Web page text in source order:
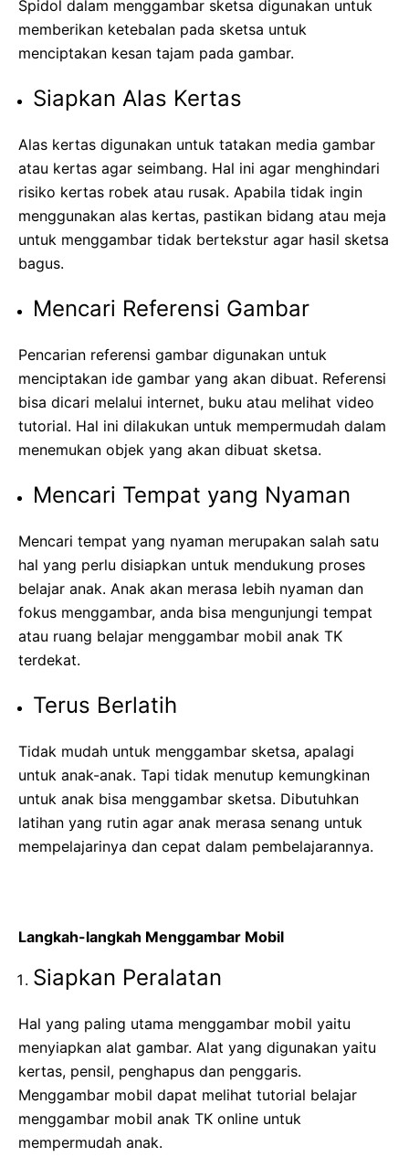
Spidol dalam menggambar sketsa digunakan untuk
memberikan ketebalan pada sketsa untuk
menciptakan kesan tajam pada gambar.
Siapkan Alas Kertas
Alas kertas digunakan untuk tatakan media gambar
atau kertas agar seimbang. Hal ini agar menghindari
risiko kertas robek atau rusak. Apabila tidak ingin
menggunakan alas kertas, pastikan bidang atau meja
untuk menggambar tidak bertekstur agar hasil sketsa
bagus.
Mencari Referensi Gambar
Pencarian referensi gambar digunakan untuk
menciptakan ide gambar yang akan dibuat. Referensi
bisa dicari melalui internet, buku atau melihat video
tutorial. Hal ini dilakukan untuk mempermudah dalam
menemukan objek yang akan dibuat sketsa.
Mencari Tempat yang Nyaman
Mencari tempat yang nyaman merupakan salah satu
hal yang perlu disiapkan untuk mendukung proses
belajar anak. Anak akan merasa lebih nyaman dan
fokus menggambar, anda bisa mengunjungi tempat
atau ruang belajar menggambar mobil anak TK
terdekat.
Terus Berlatih
Tidak mudah untuk menggambar sketsa, apalagi
untuk anak-anak. Tapi tidak menutup kemungkinan
untuk anak bisa menggambar sketsa. Dibutuhkan
latihan yang rutin agar anak merasa senang untuk
mempelajarinya dan cepat dalam pembelajarannya.
Langkah-langkah Menggambar Mobil
Siapkan Peralatan
Hal yang paling utama menggambar mobil yaitu
menyiapkan alat gambar. Alat yang digunakan yaitu
kertas, pensil, penghapus dan penggaris.
Menggambar mobil dapat melihat tutorial belajar
menggambar mobil anak TK online untuk
mempermudah anak.